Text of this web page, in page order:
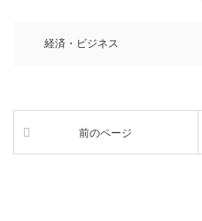
経済・ビジネス
前のページ